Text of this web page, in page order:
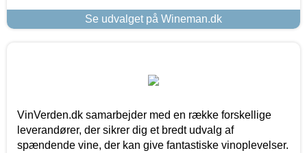
Se udvalget på Wineman.dk
VinVerden.dk samarbejder med en række forskellige
leverandører, der sikrer dig et bredt udvalg af
spændende vine, der kan give fantastiske vinoplevelser.